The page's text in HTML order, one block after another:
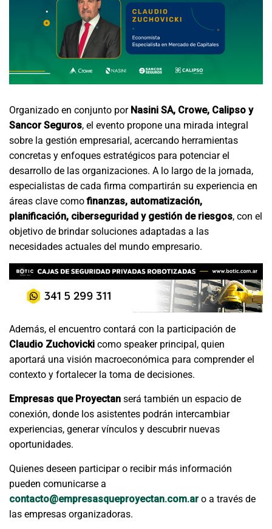
Organizado en conjunto por Nasini SA, Crowe, Calipso y
Sancor Seguros, el evento propone una mirada integral
sobre la gestión empresarial, acercando herramientas
concretas y enfoques estratégicos para potenciar el
desarrollo de las organizaciones. A lo largo de la jornada,
especialistas de cada firma compartirán su experiencia en
áreas clave comofinanzas, automatización,
planificación, ciberseguridad y gestión de riesgos, con el
objetivo de brindar soluciones adaptadas a las
necesidades actuales del mundo empresario.
Además, el encuentro contará con la participación de
Claudio Zuchovicki como speaker principal, quien
aportará una visión macroeconómica para comprender el
contexto y fortalecer la toma de decisiones.
Empresas que Proyectan será también un espacio de
conexión, donde los asistentes podrán intercambiar
experiencias, generar vínculos y descubrir nuevas
oportunidades.
Quienes deseen participar o recibir más información
pueden comunicarse a
contacto@empresasqueproyectan.com.aro a través de
las empresas organizadoras.